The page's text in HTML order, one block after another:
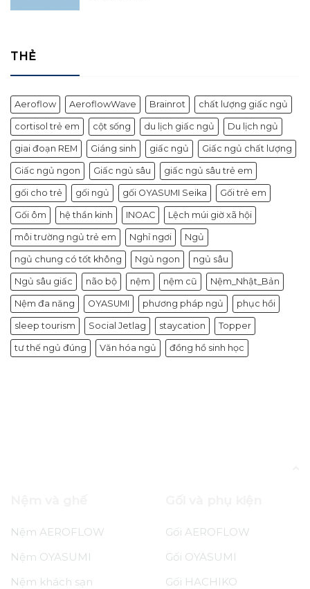
THẺ
Aeroflow AeroflowWave Brainrot chất lượng giấc ngủ
cortisol trẻ em cột sống du lịch giấc ngủ Du lịch ngủ
giai đoạn REM Giáng sinh giấc ngủ Giấc ngủ chất lượng
Giấc ngủ ngon Giấc ngủ sâu giấc ngủ sâu trẻ em
gối cho trẻ gối ngủ gối OYASUMI Seika Gối trẻ em
Gối ôm hệ thần kinh INOAC Lệch múi giờ xã hội
môi trường ngủ trẻ em Nghỉ ngơi Ngủ
ngủ chung có tốt không Ngủ ngon ngủ sâu
Ngủ sâu giấc não bộ nệm nệm cũ Nệm_Nhật_Bản
Nệm đa năng OYASUMI phương pháp ngủ phục hồi
sleep tourism Social Jetlag staycation Topper
tư thế ngủ đúng Văn hóa ngủ đồng hồ sinh học
Nệm AEROFLOW
Nệm OYASUMI
Nệm khách sạn
Gối AEROFLOW
Gối OYASUMI
Gối HACHIKO